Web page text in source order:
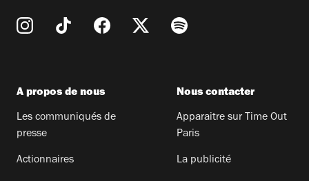
A propos de nous
Les communiqués de
presse
Actionnaires
Nous contacter
Apparaitre sur Time Out
Paris
La publicité